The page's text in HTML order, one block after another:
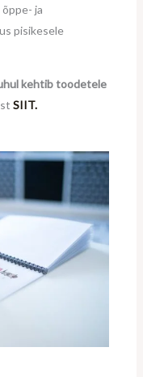
ja
pisikesele
kehtib toodetele
SIIT.